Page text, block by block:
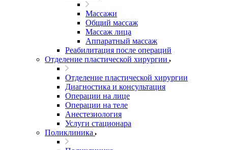
Массажи
Общий массаж
Массаж лица
Аппаратный массаж
Реабилитация после операций
Отделение пластической хирургии
Отделение пластической хирургии
Диагностика и консультация
Операции на лице
Операции на теле
Анестезиология
Услуги стационара
Поликлиника